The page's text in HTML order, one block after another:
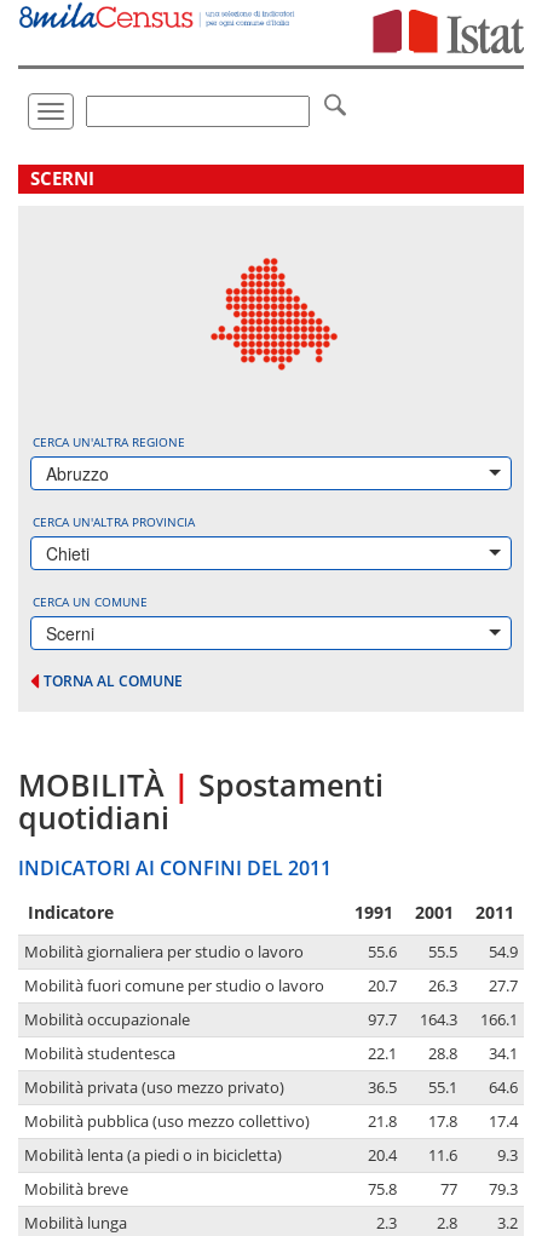
Vai
direttamente
Toggle
navigation
.
SCERNI
CERCA UN'ALTRA REGIONE
Abruzzo
CERCA UN'ALTRA PROVINCIA
Chieti
CERCA UN COMUNE
Scerni
TORNA AL COMUNE
MOBILITÀ | Spostamenti
quotidiani
INDICATORI AI CONFINI DEL 2011
Indicatore 1991 2001 2011
Mobilità giornaliera per studio o lavoro 55.6 55.5
54.9
Mobilità fuori comune per studio o lavoro
20.7 26.3
27.7
Mobilità occupazionale
97.7 164.3
166.1
Mobilità studentesca
22.1 28.8
34.1
Mobilità privata (uso mezzo privato)
36.5 55.1
64.6
Mobilità pubblica (uso mezzo collettivo)
21.8 17.8
17.4
Mobilità lenta (a piedi o in bicicletta)
20.4 11.6
9.3
Mobilità breve
75.8 77
79.3
Mobilità lunga
2.3 2.8 3.2